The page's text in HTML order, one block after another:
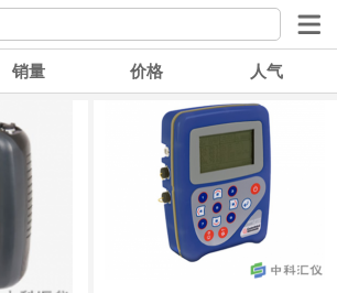
销量 价格 人气